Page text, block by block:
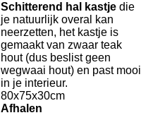
Schitterend hal kastje die
je natuurlijk overal kan
neerzetten, het kastje is
gemaakt van zwaar teak
hout (dus beslist geen
wegwaai hout) en past mooi
in je interieur.
80x75x30cm
Afhalen